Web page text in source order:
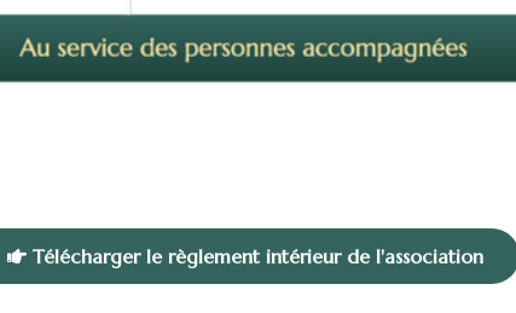
Télécharger le règlement intérieur de l'association